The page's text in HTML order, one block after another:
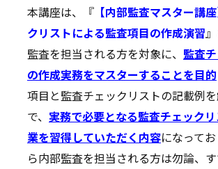
本講座は、『 【内部監査マスター講
クリストによる監査項目の作成演習
監査を担当される方を対象に、 監査
の作成実務をマスターすることを目的
項目と監査チェックリストの記載例
で、 実務で必要となる監査チェック
業を習得していただく内容になって
ら内部監査を担当される方は勿論、